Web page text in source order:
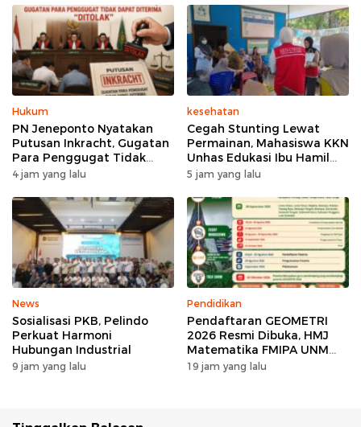
Hukum
PN Jeneponto Nyatakan
Putusan Inkracht, Gugatan
Para Penggugat Tidak
Dapat Diterima “Ditolak”
4 jam yang lalu
kesehatan
Cegah Stunting Lewat
Permainan, Mahasiswa KKN
Unhas Edukasi Ibu Hamil
dan Ibu Balita di Desa
5 jam yang lalu
News
Sosialisasi PKB, Pelindo
Perkuat Harmoni
Hubungan Industrial
9 jam yang lalu
Pendidikan
Pendaftaran GEOMETRI
2026 Resmi Dibuka, HMJ
Matematika FMIPA UNM
Siapkan Ajang Kompetisi
19 jam yang lalu